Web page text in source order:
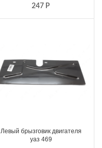
247 Р
Левый брызговик двигателя
уаз 469